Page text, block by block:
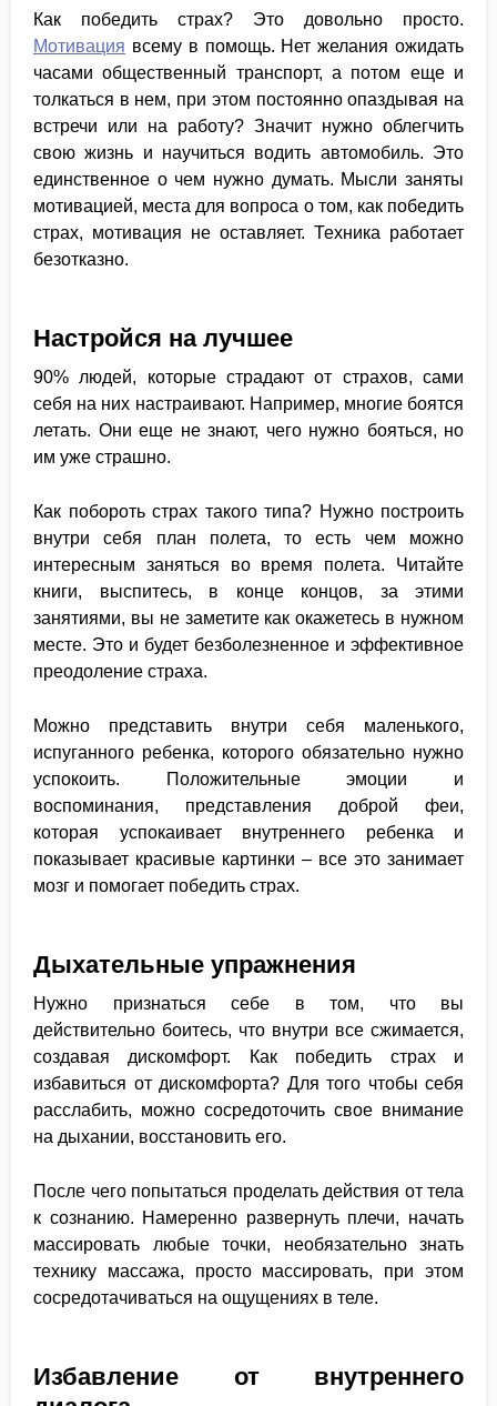
Как победить страх? Это довольно просто.
Мотивация всему в помощь. Нет желания ожидать
часами общественный транспорт, а потом еще и
толкаться в нем, при этом постоянно опаздывая на
встречи или на работу? Значит нужно облегчить
свою жизнь и научиться водить автомобиль. Это
единственное о чем нужно думать. Мысли заняты
мотивацией, места для вопроса о том, как победить
страх, мотивация не оставляет. Техника работает
безотказно.
Настройся на лучшее
90% людей, которые страдают от страхов, сами
себя на них настраивают. Например, многие боятся
летать. Они еще не знают, чего нужно бояться, но
им уже страшно.
Как побороть страх такого типа? Нужно построить
внутри себя план полета, то есть чем можно
интересным заняться во время полета. Читайте
книги, выспитесь, в конце концов, за этими
занятиями, вы не заметите как окажетесь в нужном
месте. Это и будет безболезненное и эффективное
преодоление страха.
Можно представить внутри себя маленького,
испуганного ребенка, которого обязательно нужно
успокоить. Положительные эмоции и
воспоминания, представления доброй феи,
которая успокаивает внутреннего ребенка и
показывает красивые картинки – все это занимает
мозг и помогает победить страх.
Дыхательные упражнения
Нужно признаться себе в том, что вы
действительно боитесь, что внутри все сжимается,
создавая дискомфорт. Как победить страх и
избавиться от дискомфорта? Для того чтобы себя
расслабить, можно сосредоточить свое внимание
на дыхании, восстановить его.
После чего попытаться проделать действия от тела
к сознанию. Намеренно развернуть плечи, начать
массировать любые точки, необязательно знать
технику массажа, просто массировать, при этом
сосредотачиваться на ощущениях в теле.
Избавление от внутреннего